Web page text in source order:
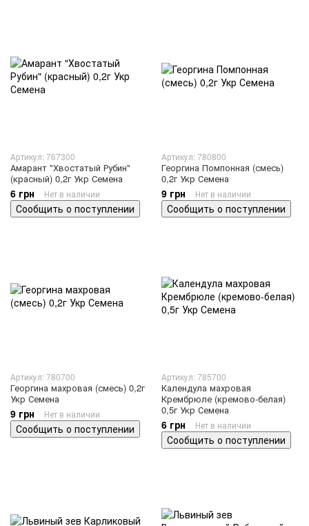
Артикул: 767300
Амарант "Хвостатый Рубин"
(красный) 0,2г Укр Семена
6 грн Нет в наличии
Сообщить о поступлении
Артикул: 780800
Георгина Помпонная (смесь)
0,2г Укр Семена
9 грн Нет в наличии
Сообщить о поступлении
Артикул: 780700
Георгина махровая (смесь) 0,2г
Укр Семена
9 грн Нет в наличии
Сообщить о поступлении
Артикул: 785700
Календула махровая
Крембрюле (кремово-белая)
0,5г Укр Семена
6 грн Нет в наличии
Сообщить о поступлении